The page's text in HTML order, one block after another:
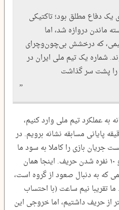
یک دفاع مطلق بود؛ تاکتیکی
ماندن دروازه شد، اما
که درخشش بی‌چون‌وچرای
شماره یک تیم ملی ایران در
را پشت سر گذاشت
به عملکرد تیم ملی وارد کنیم،
انگشت اتهام را به سوی ۳۰‌دقیقه پایانی مسابقه نشانه برویم. در
جریان بازی را کاملا به سود ما
تغییر دهد؛ اخراج بازیکن بلژیک و ۱۰ نفره شدن حریف. اینجا همان
که به دنبال صعود از گروه است،
تقریبا نیم ساعت (با احتساب
از حریف داشتیم، اما خروجی این